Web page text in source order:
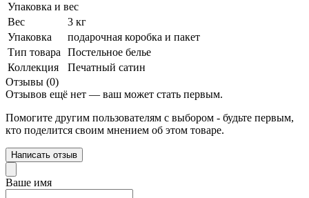
Упаковка и вес
Вес
3 кг
Упаковка
подарочная коробка и пакет
Тип товара
Постельное белье
Коллекция
Печатный сатин
Отзывы (0)
Отзывов ещё нет — ваш может стать первым.
Помогите другим пользователям с выбором - будьте первым,
кто поделится своим мнением об этом товаре.
Написать отзыв
Ваше имя